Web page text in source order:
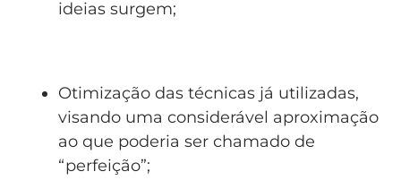
ideias surgem;
Otimização das técnicas já utilizadas,
visando uma considerável aproximação
ao que poderia ser chamado de
“perfeição”;